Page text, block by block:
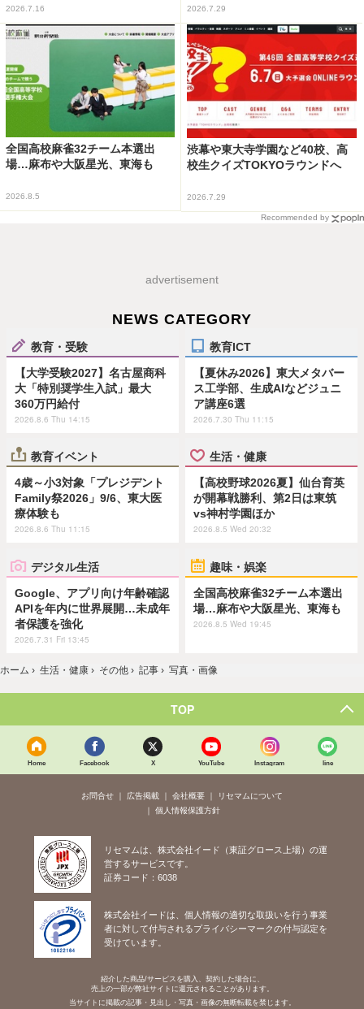
2026.7.16 2026.7.29
全国高校麻雀32チーム本選出
場…麻布や大阪星光、東海も
2026.8.5
渋幕や東大寺学園など40校、高
校生クイズTOKYOラウンドへ
2026.7.29
Recommended by
advertisement
NEWS CATEGORY
教育・受験
【大学受験2027】名古屋商科
大「特別奨学生入試」最大
360万円給付
2026.8.6 Thu 14:15
教育ICT
【夏休み2026】東大メタバー
ス工学部、生成AIなどジュニ
ア講座6選
2026.7.30 Thu 11:15
教育イベント
4歳～小3対象「プレジデント
Family祭2026」9/6、東大医
療体験も
2026.8.6 Thu 11:15
生活・健康
【高校野球2026夏】仙台育英
が開幕戦勝利、第2日は東筑
vs神村学園ほか
2026.8.5 Wed 20:32
デジタル生活
Google、アプリ向け年齢確認
APIを年内に世界展開…未成年
者保護を強化
2026.7.31 Fri 13:45
趣味・娯楽
全国高校麻雀32チーム本選出
場…麻布や大阪星光、東海も
2026.8.5 Wed 19:45
ホーム › 生活・健康 › その他 › 記事 › 写真・画像
TOP
Home Facebook X YouTube Instagram line
お問合せ 広告掲載 会社概要
リセマムについて
個人情報保護方針
リセマムは、株式会社イード（東証グロース上場）の運
営するサービスです。
証券コード：6038
株式会社イードは、個人情報の適切な取扱いを行う事業
者に対して付与されるプライバシーマークの付与認定を
受けています。
紹介した商品/サービスを購入、契約した場合に、
売上の一部が弊社サイトに還元されることがあります。
当サイトに掲載の記事・見出し・写真・画像の無断転載を禁じます。